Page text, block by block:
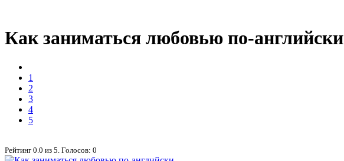
Как заниматься любовью по-английски
1
2
3
4
5
Рейтинг 0.0 из 5 . Голосов: 0